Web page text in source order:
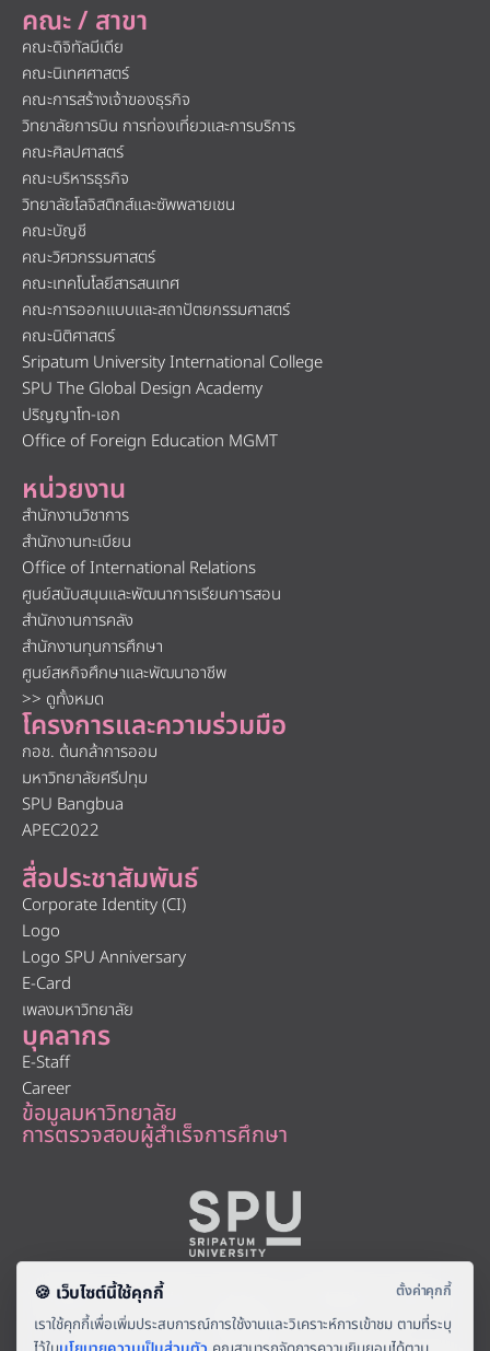
คณะ / สาขา
คณะดิจิทัลมีเดีย
คณะนิเทศศาสตร์
คณะการสร้างเจ้าของธุรกิจ
วิทยาลัยการบิน การท่องเที่ยวและการบริการ
คณะศิลปศาสตร์
คณะบริหารธุรกิจ
วิทยาลัยโลจิสติกส์และซัพพลายเชน
คณะบัญชี
คณะวิศวกรรมศาสตร์
คณะเทคโนโลยีสารสนเทศ
คณะการออกแบบและสถาปัตยกรรมศาสตร์
คณะนิติศาสตร์
Sripatum University International College
SPU The Global Design Academy
ปริญญาโท-เอก
Office of Foreign Education MGMT
หน่วยงาน
สำนักงานวิชาการ
สำนักงานทะเบียน
Office of International Relations
ศูนย์สนับสนุนและพัฒนาการเรียนการสอน
สำนักงานการคลัง
สำนักงานทุนการศึกษา
ศูนย์สหกิจศึกษาและพัฒนาอาชีพ
>> ดูทั้งหมด
โครงการและความร่วมมือ
กอช. ต้นกล้าการออม
มหาวิทยาลัยศรีปทุม
SPU Bangbua
APEC2022
สื่อประชาสัมพันธ์
Corporate Identity (CI)
Logo
Logo SPU Anniversary
E-Card
เพลงมหาวิทยาลัย
บุคลากร
E-Staff
Career
ข้อมูลมหาวิทยาลัย
การตรวจสอบผู้สำเร็จการศึกษา
About|Faculty |Job|
Contact